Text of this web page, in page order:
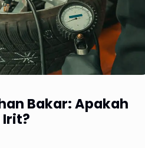
Bakar: Apakah
Irit?